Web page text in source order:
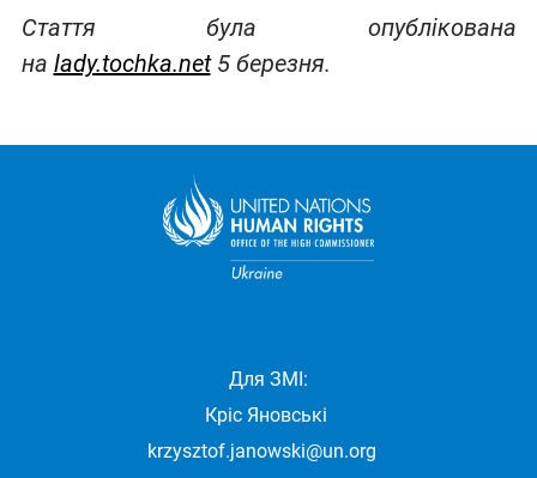
Стаття була опублікована
на lady.tochka.net5 березня.
Для ЗМІ:
Кріс Яновські
krzysztof.janowski@un.org